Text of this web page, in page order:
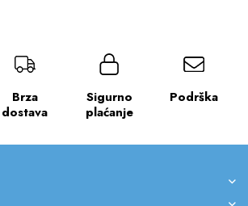
Brza
dostava
Sigurno
plaćanje
Podrška